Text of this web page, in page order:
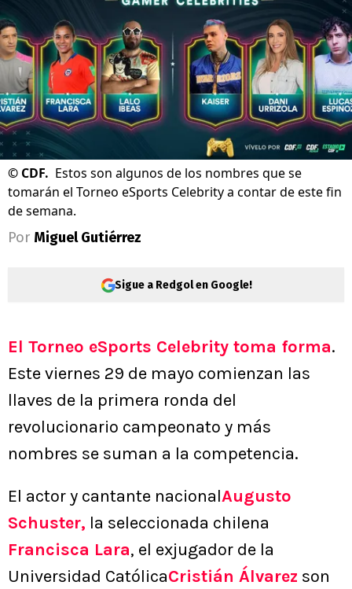
© CDF. Estos son algunos de los nombres que se
tomarán el Torneo eSports Celebrity a contar de este fin
de semana.
Por Miguel Gutiérrez
Sigue a Redgol en Google!
El Torneo eSports Celebrity toma forma.
Este viernes 29 de mayo comienzan las
llaves de la primera ronda del
revolucionario campeonato y más
nombres se suman a la competencia.
El actor y cantante nacionalAugusto
Schuster, la seleccionada chilena
Francisca Lara, el exjugador de la
Universidad CatólicaCristián Álvarez son